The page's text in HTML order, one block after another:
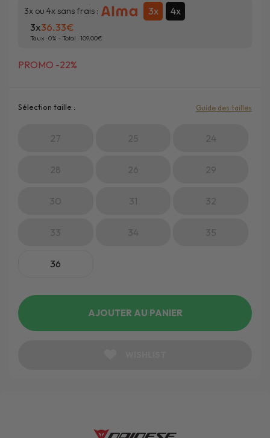
PROMO -22%
3x ou 4x sans frais : 3x 4x
3x36.33
Taux : 0% - Total : 109.00
Sélection taille :
27 25 24
28 26 29
30 31 32
33 34 35
36
Guide des tailles
AJOUTER AU PANIER